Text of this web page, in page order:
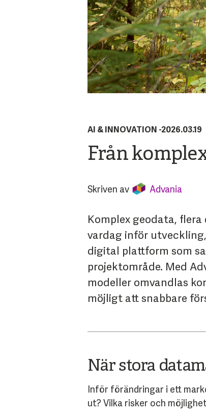
AI & INNOVATION -2026.03.19
Från
Skriven av Advania
Komplex geodata,
vardag inför
digital plattform som
projektområde. Med
modeller omvandlas
möjligt att snabbare
När stora
Inför förändringar i ett
ut? Vilka risker och